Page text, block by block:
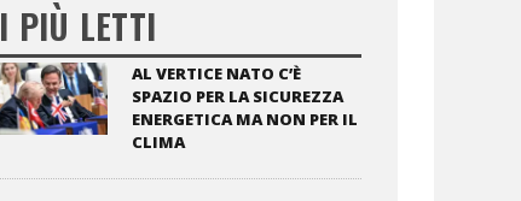
I PIÙ LETTI
AL VERTICE NATO C’È
SPAZIO PER LA SICUREZZA
ENERGETICA MA NON PER IL
CLIMA